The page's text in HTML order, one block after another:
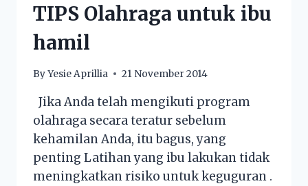
TIPS Olahraga untuk ibu
hamil
ByYesie Aprillia 21 November 2014
Jika Anda telah mengikuti program
olahraga secara teratur sebelum
kehamilan Anda, itu bagus, yang
penting Latihan yang ibu lakukan tidak
meningkatkan risiko untuk keguguran .